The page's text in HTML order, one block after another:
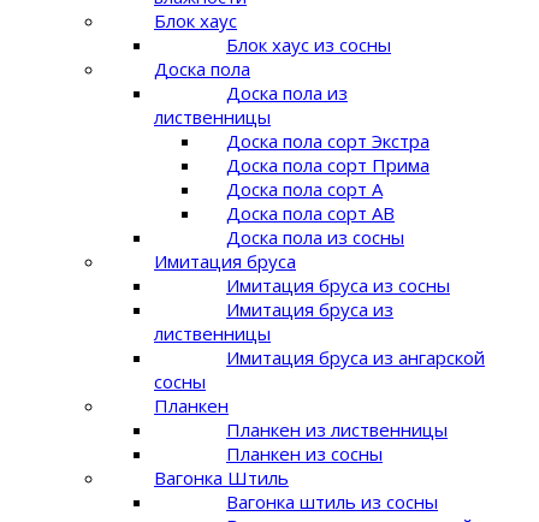
Блок хаус
Блок хаус из сосны
Доска пола
Доска пола из
лиственницы
Доска пола сорт Экстра
Доска пола сорт Прима
Доска пола сорт A
Доска пола сорт AB
Доска пола из сосны
Имитация бруса
Имитация бруса из сосны
Имитация бруса из
лиственницы
Имитация бруса из ангарской
сосны
Планкен
Планкен из лиственницы
Планкен из сосны
Вагонка Штиль
Вагонка штиль из сосны